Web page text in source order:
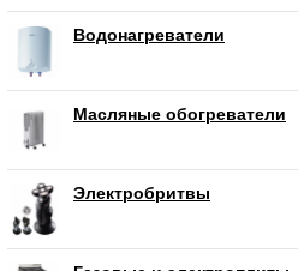
Водонагреватели
Масляные обогреватели
Электробритвы